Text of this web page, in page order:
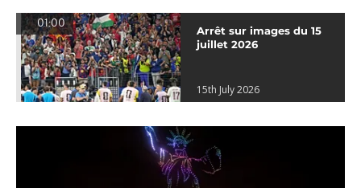
01:00
Arrêt sur images du 15
juillet 2026
15th July 2026